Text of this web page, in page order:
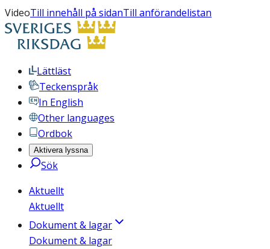
VideoTill innehåll på sidanTill anförandelistan
Lättläst
Teckenspråk
In English
Other languages
Ordbok
Aktivera lyssna
Sök
Aktuellt
Aktuellt
Dokument & lagar
Dokument & lagar